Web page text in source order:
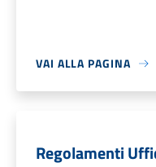
VAI ALLA PAGINA
Regolamenti